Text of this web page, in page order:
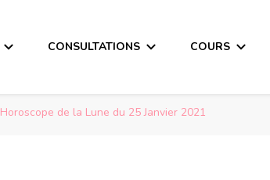
CONSULTATIONS COURS
Horoscope de la Lune du 25 Janvier 2021